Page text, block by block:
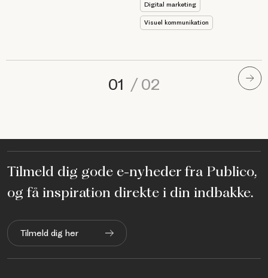
Digital marketing
Visuel kommunikation
01 / 02
Tilmeld dig gode e-nyheder fra Publico,
og få inspiration direkte i din indbakke.
Tilmeld dig her